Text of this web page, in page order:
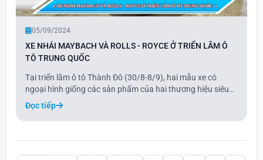
05/09/2024
XE NHÁI MAYBACH VÀ ROLLS - ROYCE Ở TRIỂN LÃM Ô
TÔ TRUNG QUỐC
Tại triển lãm ô tô Thành Đô (30/8-8/9), hai mẫu xe có
ngoại hình giống các sản phẩm của hai thương hiệu siêu
sang nhưng với kích thước nhỏ hơn đã thu hút sự chú ý.
Đáng chú ý là mẫu xe Phantom mini, với thiết kế trông như
một chiếc Rolls-Royce thực thụ.
Đọc tiếp